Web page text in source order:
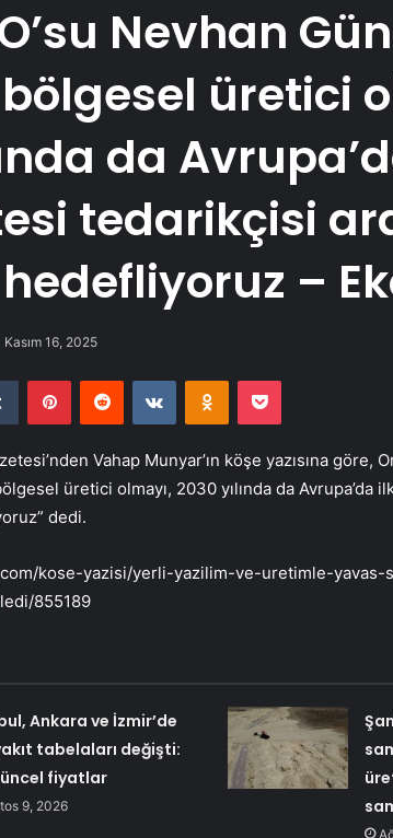
Nevhan
üretici
da
tedarikçisi
–
Kasım 16, 2025
Tumblr PinterestReddit VKontakteOdnoklassniki
Pocket
Vahap Munyar’ın köşe yazısına göre,
üretici olmayı, 2030 yılında da Avrupa’da
dedi.
kose-yazisi/yerli-yazilim-ve-uretimle-
855189
Ankara ve İzmir’de
tabelaları değişti:
fiyatlar
9, 2026